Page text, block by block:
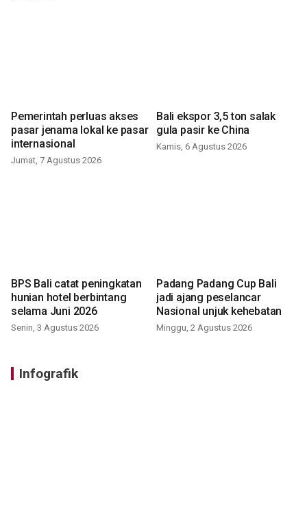
Pemerintah perluas akses
pasar jenama lokal ke pasar
internasional
Jumat, 7 Agustus 2026
Bali ekspor 3,5 ton salak
gula pasir ke China
Kamis, 6 Agustus 2026
BPS Bali catat peningkatan
hunian hotel berbintang
selama Juni 2026
Senin, 3 Agustus 2026
Padang Padang Cup Bali
jadi ajang peselancar
Nasional unjuk kehebatan
Minggu, 2 Agustus 2026
Infografik